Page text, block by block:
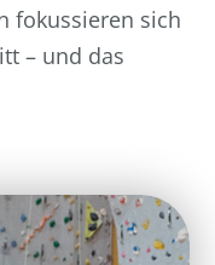
fokussieren sich
– und das